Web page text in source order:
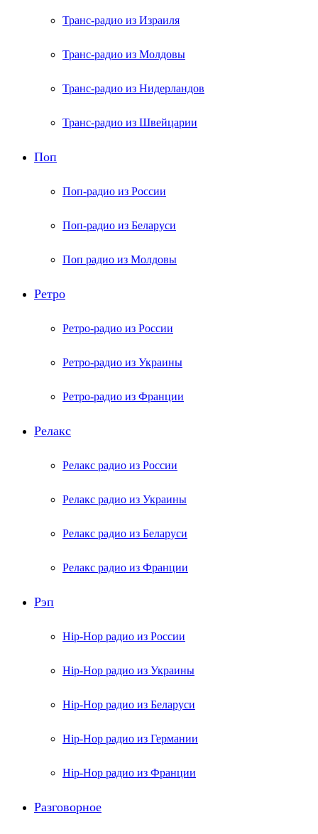
Транс-радио из Израиля
Транс-радио из Молдовы
Транс-радио из Нидерландов
Транс-радио из Швейцарии
Поп
Поп-радио из России
Поп-радио из Беларуси
Поп радио из Молдовы
Ретро
Ретро-радио из России
Ретро-радио из Украины
Ретро-радио из Франции
Релакс
Релакс радио из России
Релакс радио из Украины
Релакс радио из Беларуси
Релакс радио из Франции
Рэп
Hip-Hop радио из России
Hip-Hop радио из Украины
Hip-Hop радио из Беларуси
Hip-Hop радио из Германии
Hip-Hop радио из Франции
Разговорное